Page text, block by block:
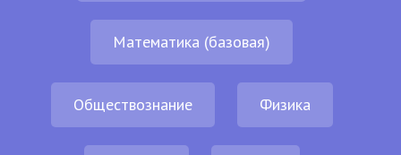
Математика (базовая)
Обществознание Физика